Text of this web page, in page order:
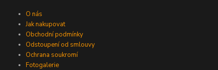
O nás
Jak nakupovat
Obchodní podmínky
Odstoupení od smlouvy
Ochrana soukromí
Fotogalerie